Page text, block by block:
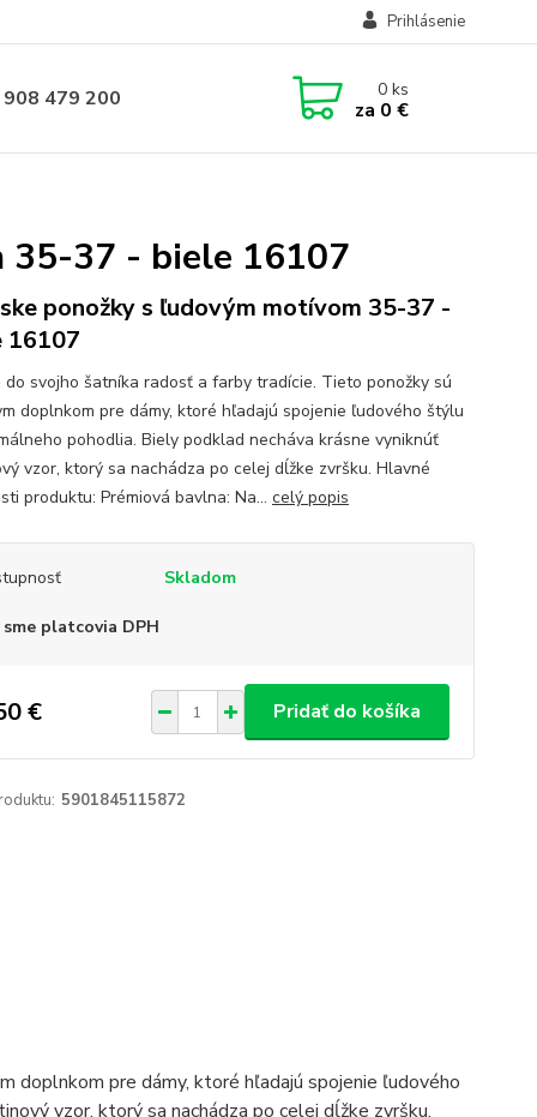
Prihlásenie
479 200 0ks
za 0 €
35-37 - biele 16107
ponožky s ľudovým motívom 35-37 -
16107
do svojho šatníka radosť a farby tradície. Tieto ponožky sú
doplnkom pre dámy, ktoré hľadajú spojenie ľudového štýlu
pohodlia. Biely podklad necháva krásne vyniknúť
vzor, ktorý sa nachádza po celej dĺžke zvršku. Hlavné
produktu: Prémiová bavlna: Na... celý popis
Skladom
sme platcovia DPH
€ Pridať do košíka
5901845115872
doplnkom pre dámy, ktoré hľadajú spojenie ľudového
vzor, ktorý sa nachádza po celej dĺžke zvršku.